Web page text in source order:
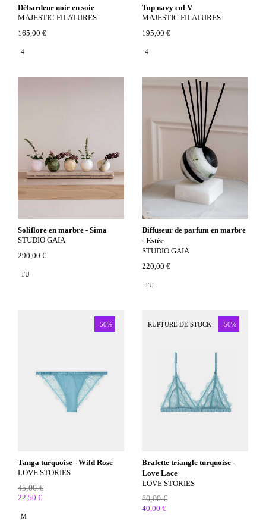
Débardeur noir en soie
MAJESTIC FILATURES
165,00 €
4
Top navy col V
MAJESTIC FILATURES
195,00 €
4
Soliflore en marbre - Sima
STUDIO GAIA
290,00 €
TU
Diffuseur de parfum en marbre
- Estée
STUDIO GAIA
220,00 €
TU
-50%
Tanga turquoise - Wild Rose
LOVE STORIES
45,00 €
22,50 €
M
-50%
RUPTURE DE STOCK
Bralette triangle turquoise -
Love Lace
LOVE STORIES
80,00 €
40,00 €